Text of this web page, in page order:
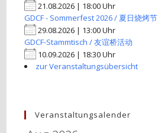
21.08.2026 | 18:00 Uhr
GDCF - Sommerfest 2026 / 夏日烧烤节
29.08.2026 | 13:00 Uhr
GDCF-Stammtisch / 友谊桥活动
10.09.2026 | 18:30 Uhr
zur Veranstaltungsübersicht
Veranstaltungsalender